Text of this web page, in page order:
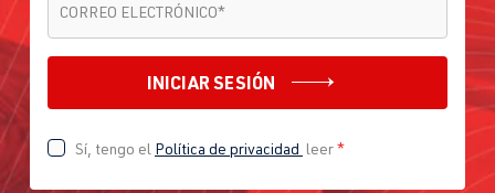
CORREO ELECTRÓNICO*
INICIAR SESIÓN
Sí, tengo el Política de privacidad leer*